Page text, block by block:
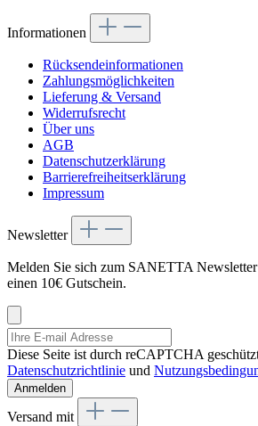
Informationen
Rücksendeinformationen
Zahlungsmöglichkeiten
Lieferung & Versand
Widerrufsrecht
Über uns
AGB
Datenschutzerklärung
Barrierefreiheitserklärung
Impressum
Newsletter
Melden Sie sich zum SANETTA
einen 10€ Gutschein.
Diese Seite ist durch reCAPTCHA
Datenschutzrichtlinie und
Anmelden
Versand mit